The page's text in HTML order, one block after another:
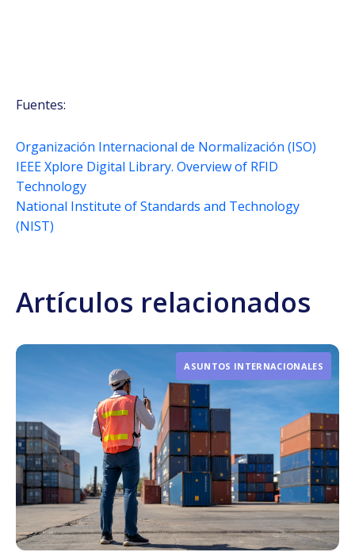
Fuentes:
Organización Internacional de Normalización (ISO)
IEEE Xplore Digital Library. Overview of RFID
Technology
National Institute of Standards and Technology
(NIST)
Artículos relacionados
ASUNTOS INTERNACIONALES